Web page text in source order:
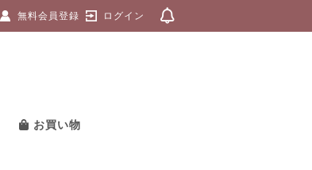
無料会員登録 ログイン
お買い物